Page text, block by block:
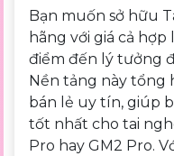
Bạn muốn sở hữu
hãng với giá cả
điểm đến lý tưởng
Nền tảng này tổng
bán lẻ uy tín, giúp
tốt nhất cho tai
Pro hay GM2 Pro.